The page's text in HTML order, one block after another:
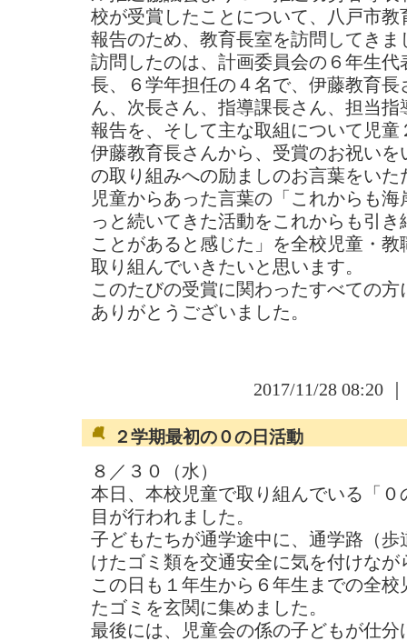
校が受賞したことについて、八戸市
報告のため、教育長室を訪問してきま
訪問したのは、計画委員会の６年生
長、６学年担任の４名で、伊藤教育
ん、次長さん、指導課長さん、担当
報告を、そして主な取組について児
伊藤教育長さんから、受賞のお祝い
の取り組みへの励ましのお言葉をいた
児童からあった言葉の「これからも
っと続いてきた活動をこれからも引
ことがあると感じた」を全校児童・
取り組んでいきたいと思います。
このたびの受賞に関わったすべての
ありがとうございました。
2017/11/28 08:20
２学期最初の０の日活動
８／３０（水）
本日、本校児童で取り組んでいる「
目が行われました。
子どもたちが通学途中に、通学路（
けたゴミ類を交通安全に気を付けなが
この日も１年生から６年生までの全
たゴミを玄関に集めました。
最後には、児童会の係の子どもが仕